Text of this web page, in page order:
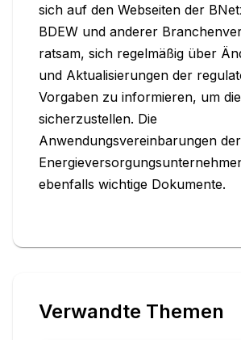
sich auf den Webseiten der
BDEW und anderer
ratsam, sich regelmäßig über
und Aktualisierungen der
Vorgaben zu informieren, um
sicherzustellen. Die
Anwendungsvereinbarungen
ebenfalls wichtige Dokumente.
Verwandte Themen